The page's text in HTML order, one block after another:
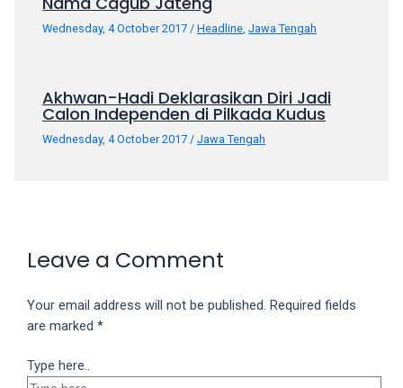
videos
sections
completely
Wednesday, 4 October 2017 /Headline ,Jawa Tengah
Akhwan-Hadi Deklarasikan Diri Jadi
Calon Independen di Pilkada Kudus
Wednesday, 4 October 2017 /Jawa Tengah
Leave a Comment
Your email address will not be published. Required fields
are marked*
Type here..